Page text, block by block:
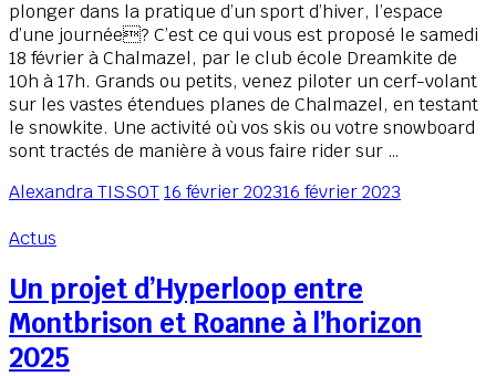
plonger dans la pratique d’un sport d’hiver, l’espace
d’une journée? C’est ce qui vous est proposé le samedi
18 février à Chalmazel, par le club école Dreamkite de
10h à 17h. Grands ou petits, venez piloter un cerf-volant
sur les vastes étendues planes de Chalmazel, en testant
le snowkite. Une activité où vos skis ou votre snowboard
sont tractés de manière à vous faire rider sur …
Alexandra TISSOT16 février 202316 février 2023
Actus
Un projet d’Hyperloop entre
Montbrison et Roanne à l’horizon
2025